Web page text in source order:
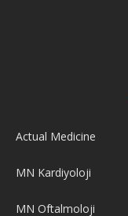
Actual Medicine
MN Kardiyoloji
MN Oftalmoloji